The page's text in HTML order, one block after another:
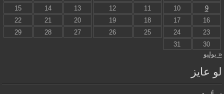
9
10
11
12
13
14
15
16
17
18
19
20
21
22
23
24
25
26
27
28
29
30
31
« يوليو
لو عايز